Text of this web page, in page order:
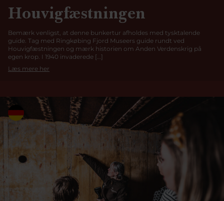
Houvigfæstningen
Bemærk venligst, at denne bunkertur afholdes med tysktalende
guide. Tag med Ringkøbing Fjord Museers guide rundt ved
Houvigfæstningen og mærk historien om Anden Verdenskrig på
egen krop. I 1940 invaderede […]
Læs mere her